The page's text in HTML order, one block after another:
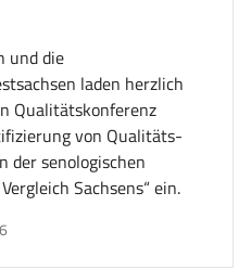
und die
laden herzlich
Qualitätskonferenz
von Qualitäts-
der senologischen
Sachsens“ ein.